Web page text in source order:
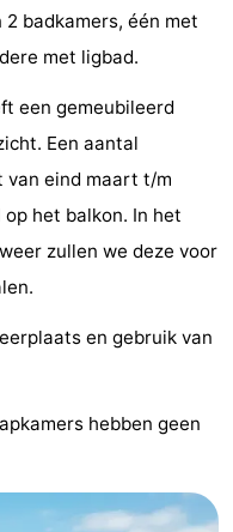
badkamers, één met
met ligbad.
een gemeubileerd
Een aantal
eind maart t/m
het balkon. In het
zullen we deze voor
en gebruik van
hebben geen